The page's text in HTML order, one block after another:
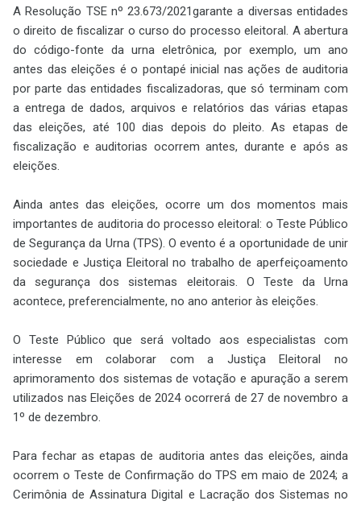
A Resolução TSE nº 23.673/2021garante a diversas entidades
o direito de fiscalizar o curso do processo eleitoral. A abertura
do código-fonte da urna eletrônica, por exemplo, um ano
antes das eleições é o pontapé inicial nas ações de auditoria
por parte das entidades fiscalizadoras, que só terminam com
a entrega de dados, arquivos e relatórios das várias etapas
das eleições, até 100 dias depois do pleito. As etapas de
fiscalização e auditorias ocorrem antes, durante e após as
eleições.
Ainda antes das eleições, ocorre um dos momentos mais
importantes de auditoria do processo eleitoral: o Teste Público
de Segurança da Urna (TPS). O evento é a oportunidade de unir
sociedade e Justiça Eleitoral no trabalho de aperfeiçoamento
da segurança dos sistemas eleitorais. O Teste da Urna
acontece, preferencialmente, no ano anterior às eleições.
O Teste Público que será voltado aos especialistas com
interesse em colaborar com a Justiça Eleitoral no
aprimoramento dos sistemas de votação e apuração a serem
utilizados nas Eleições de 2024 ocorrerá de 27 de novembro a
1º de dezembro.
Para fechar as etapas de auditoria antes das eleições, ainda
ocorrem o Teste de Confirmação do TPS em maio de 2024; a
Cerimônia de Assinatura Digital e Lacração dos Sistemas no